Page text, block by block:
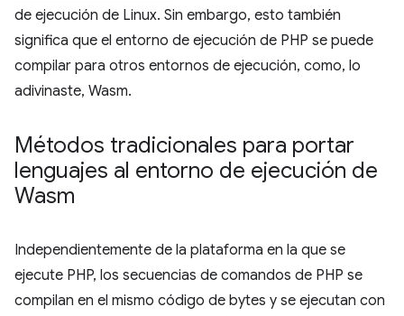
de ejecución de Linux. Sin embargo, esto también
significa que el entorno de ejecución de PHP se puede
compilar para otros entornos de ejecución, como, lo
adivinaste, Wasm.
Métodos tradicionales para portar
lenguajes al entorno de ejecución de
Wasm
Independientemente de la plataforma en la que se
ejecute PHP, los secuencias de comandos de PHP se
compilan en el mismo código de bytes y se ejecutan con